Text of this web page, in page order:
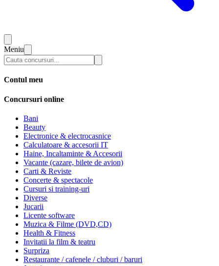
Meniu
Contul meu
Concursuri online
Bani
Beauty
Electronice & electrocasnice
Calculatoare & accesorii IT
Haine, Incaltaminte & Accesorii
Vacante (cazare, bilete de avion)
Carti & Reviste
Concerte & spectacole
Cursuri si training-uri
Diverse
Jucarii
Licente software
Muzica & Filme (DVD,CD)
Health & Fitness
Invitatii la film & teatru
Surpriza
Restaurante / cafenele / cluburi / baruri